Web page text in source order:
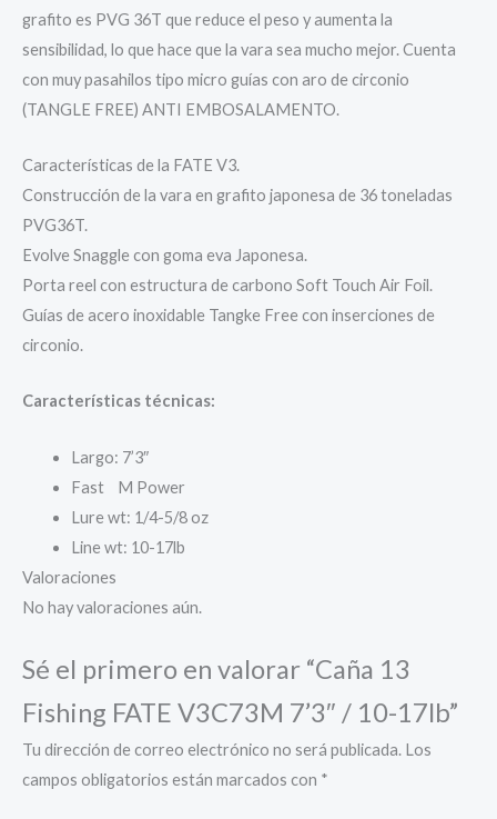
grafito es PVG 36T que reduce el peso y aumenta la
sensibilidad, lo que hace que la vara sea mucho mejor. Cuenta
con muy pasahilos tipo micro guías con aro de circonio
(TANGLE FREE) ANTI EMBOSALAMENTO.
Características de la FATE V3.
Construcción de la vara en grafito japonesa de 36 toneladas
PVG36T.
Evolve Snaggle con goma eva Japonesa.
Porta reel con estructura de carbono Soft Touch Air Foil.
Guías de acero inoxidable Tangke Free con inserciones de
circonio.
Características técnicas:
Largo: 7’3″
Fast M Power
Lure wt: 1/4-5/8 oz
Line wt: 10-17lb
Valoraciones
No hay valoraciones aún.
Sé el primero en valorar “Caña 13
Fishing FATE V3C73M 7’3″ / 10-17lb”
Tu dirección de correo electrónico no será publicada. Los
campos obligatorios están marcados con *